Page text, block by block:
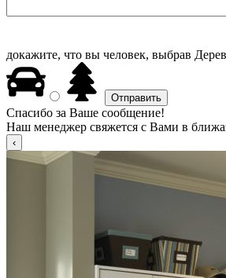
докажите, что вы человек, выбрав
Спасибо за Ваше сообщение!
Наш менеджер свяжется с Вами в